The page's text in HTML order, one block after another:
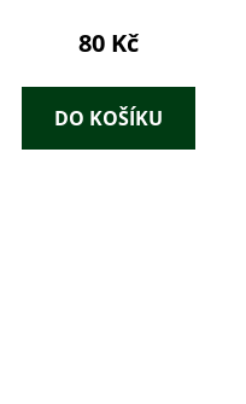
80 Kč
DO KOŠÍKU